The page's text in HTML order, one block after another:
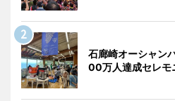
石廊崎オーシャン
00万人達成セレモ